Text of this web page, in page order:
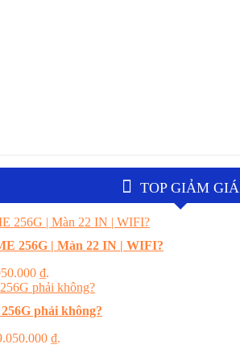
TOP GIẢM GIÁ
256G | Màn 22 IN | WIFI?
₫.
phải không?
₫.